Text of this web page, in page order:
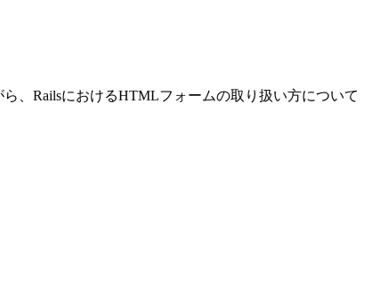
、RailsにおけるHTMLフォームの取り扱い方について